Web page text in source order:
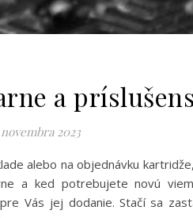
a
novembra 2023
alebo na objednávku
a ked potrebujete novú
Vás jej dodanie. Stačí sa